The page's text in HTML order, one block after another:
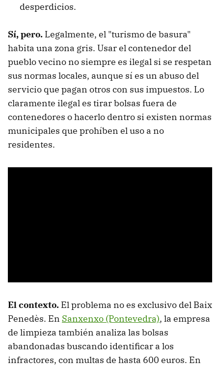
desperdicios.
Sí, pero. Legalmente, el "turismo de basura"
habita una zona gris. Usar el contenedor del
pueblo vecino no siempre es ilegal si se respetan
sus normas locales, aunque sí es un abuso del
servicio que pagan otros con sus impuestos. Lo
claramente ilegal es tirar bolsas fuera de
contenedores o hacerlo dentro si existen normas
municipales que prohíben el uso a no
residentes.
El contexto. El problema no es exclusivo del Baix
Penedès. En Sanxenxo (Pontevedra), la empresa
de limpieza también analiza las bolsas
abandonadas buscando identificar a los
infractores, con multas de hasta 600 euros. En